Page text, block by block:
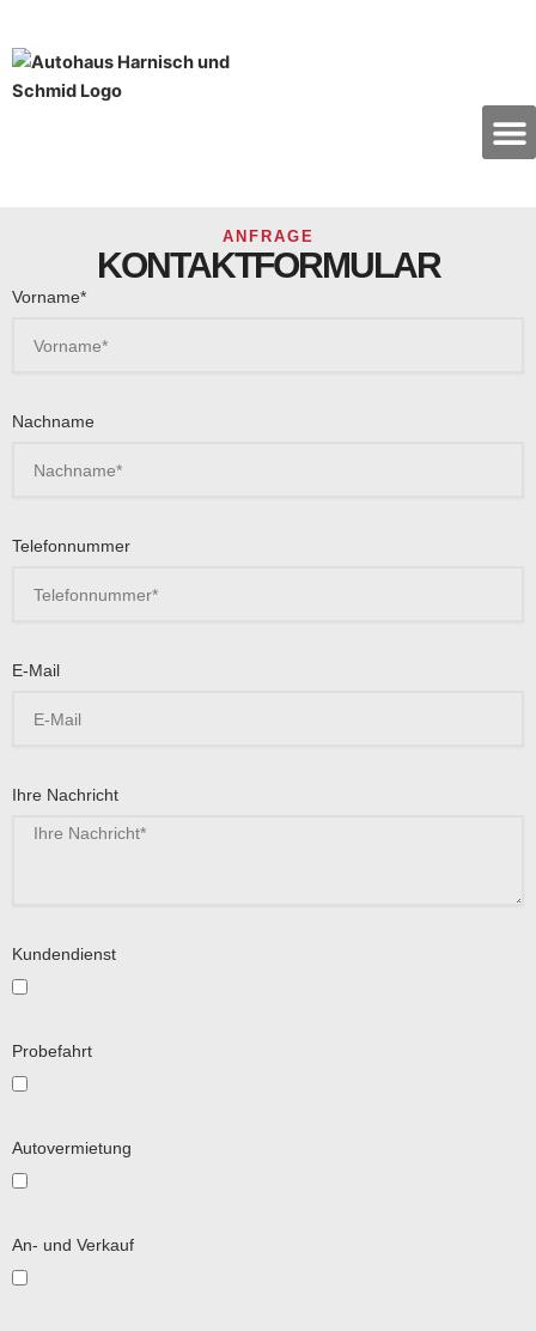
springen
ANFRAGE
KONTAKTFORMULAR
Vorname*
Nachname
Telefonnummer
E-Mail
Ihre Nachricht
Kundendienst
Probefahrt
Autovermietung
An- und Verkauf